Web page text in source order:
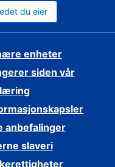
du eier
enheter
siden vår
anbefalinger
slaveri